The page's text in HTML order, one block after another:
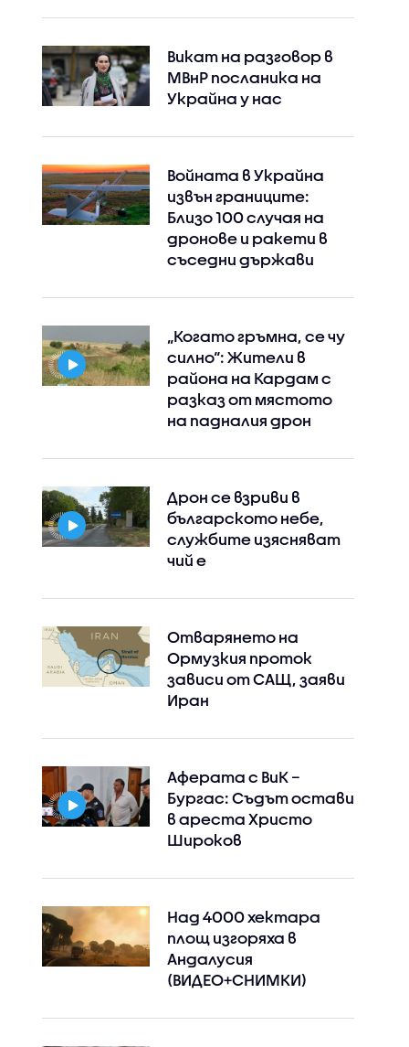
Instagram Facebook
Викат на разговор в
МВнР посланика на
Украйна у нас
Войната в Украйна
извън границите:
Близо 100 случая на
дронове и ракети в
съседни държави
„Когато гръмна, се чу
силно“: Жители в
района на Кардам с
разказ от мястото
на падналия дрон
Дрон се взриви в
българското небе,
службите изясняват
чий е
Отварянето на
Ормузкия проток
зависи от САЩ, заяви
Иран
Аферата с ВиК –
Бургас: Съдът остави
в ареста Христо
Широков
Над 4000 хектара
площ изгоряха в
Андалусия
(ВИДЕО+СНИМКИ)